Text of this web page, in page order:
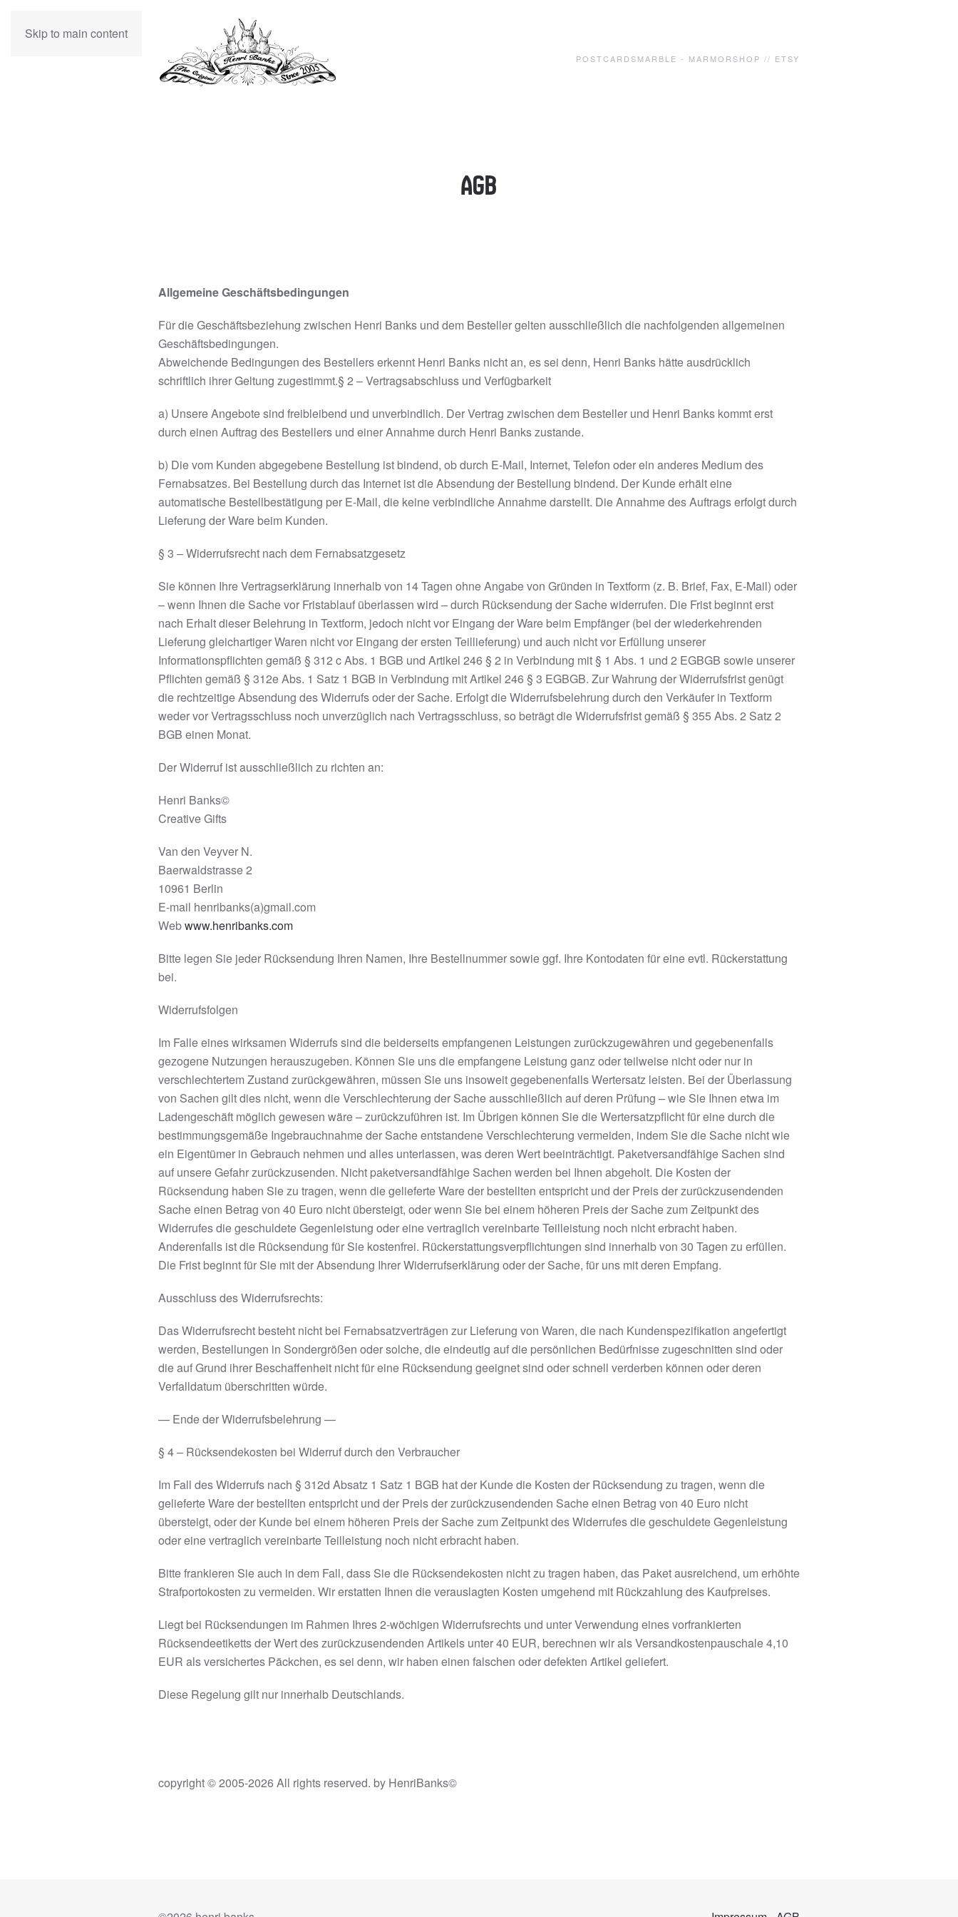
Skip to main content
POSTCARDSMARBLE - MARMORSHOP // ETSY
AGB
Allgemeine Geschäftsbedingungen
Für die Geschäftsbeziehung zwischen Henri Banks und dem Besteller gelten ausschließlich die nachfolgenden allgemeinen
Geschäftsbedingungen.
Abweichende Bedingungen des Bestellers erkennt Henri Banks nicht an, es sei denn, Henri Banks hätte ausdrücklich
schriftlich ihrer Geltung zugestimmt.§ 2 – Vertragsabschluss und Verfügbarkeit
a) Unsere Angebote sind freibleibend und unverbindlich. Der Vertrag zwischen dem Besteller und Henri Banks kommt erst
durch einen Auftrag des Bestellers und einer Annahme durch Henri Banks zustande.
b) Die vom Kunden abgegebene Bestellung ist bindend, ob durch E-Mail, Internet, Telefon oder ein anderes Medium des
Fernabsatzes. Bei Bestellung durch das Internet ist die Absendung der Bestellung bindend. Der Kunde erhält eine
automatische Bestellbestätigung per E-Mail, die keine verbindliche Annahme darstellt. Die Annahme des Auftrags erfolgt durch
Lieferung der Ware beim Kunden.
§ 3 – Widerrufsrecht nach dem Fernabsatzgesetz
Sie können Ihre Vertragserklärung innerhalb von 14 Tagen ohne Angabe von Gründen in Textform (z. B. Brief, Fax, E-Mail) oder
– wenn Ihnen die Sache vor Fristablauf überlassen wird – durch Rücksendung der Sache widerrufen. Die Frist beginnt erst
nach Erhalt dieser Belehrung in Textform, jedoch nicht vor Eingang der Ware beim Empfänger (bei der wiederkehrenden
Lieferung gleichartiger Waren nicht vor Eingang der ersten Teillieferung) und auch nicht vor Erfüllung unserer
Informationspflichten gemäß § 312 c Abs. 1 BGB und Artikel 246 § 2 in Verbindung mit § 1 Abs. 1 und 2 EGBGB sowie unserer
Pflichten gemäß § 312e Abs. 1 Satz 1 BGB in Verbindung mit Artikel 246 § 3 EGBGB. Zur Wahrung der Widerrufsfrist genügt
die rechtzeitige Absendung des Widerrufs oder der Sache. Erfolgt die Widerrufsbelehrung durch den Verkäufer in Textform
weder vor Vertragsschluss noch unverzüglich nach Vertragsschluss, so beträgt die Widerrufsfrist gemäß § 355 Abs. 2 Satz 2
BGB einen Monat.
Der Widerruf ist ausschließlich zu richten an:
Henri Banks©
Creative Gifts
Van den Veyver N.
Baerwaldstrasse 2
10961 Berlin
E-mail henribanks(a)gmail.com
Webwww.henribanks.com
Bitte legen Sie jeder Rücksendung Ihren Namen, Ihre Bestellnummer sowie ggf. Ihre Kontodaten für eine evtl. Rückerstattung
bei.
Widerrufsfolgen
Im Falle eines wirksamen Widerrufs sind die beiderseits empfangenen Leistungen zurückzugewähren und gegebenenfalls
gezogene Nutzungen herauszugeben. Können Sie uns die empfangene Leistung ganz oder teilweise nicht oder nur in
verschlechtertem Zustand zurückgewähren, müssen Sie uns insoweit gegebenenfalls Wertersatz leisten. Bei der Überlassung
von Sachen gilt dies nicht, wenn die Verschlechterung der Sache ausschließlich auf deren Prüfung – wie Sie Ihnen etwa im
Ladengeschäft möglich gewesen wäre – zurückzuführen ist. Im Übrigen können Sie die Wertersatzpflicht für eine durch die
bestimmungsgemäße Ingebrauchnahme der Sache entstandene Verschlechterung vermeiden, indem Sie die Sache nicht wie
ein Eigentümer in Gebrauch nehmen und alles unterlassen, was deren Wert beeinträchtigt. Paketversandfähige Sachen sind
auf unsere Gefahr zurückzusenden. Nicht paketversandfähige Sachen werden bei Ihnen abgeholt. Die Kosten der
Rücksendung haben Sie zu tragen, wenn die gelieferte Ware der bestellten entspricht und der Preis der zurückzusendenden
Sache einen Betrag von 40 Euro nicht übersteigt, oder wenn Sie bei einem höheren Preis der Sache zum Zeitpunkt des
Widerrufes die geschuldete Gegenleistung oder eine vertraglich vereinbarte Teilleistung noch nicht erbracht haben.
Anderenfalls ist die Rücksendung für Sie kostenfrei. Rückerstattungsverpflichtungen sind innerhalb von 30 Tagen zu erfüllen.
Die Frist beginnt für Sie mit der Absendung Ihrer Widerrufserklärung oder der Sache, für uns mit deren Empfang.
Ausschluss des Widerrufsrechts:
Das Widerrufsrecht besteht nicht bei Fernabsatzverträgen zur Lieferung von Waren, die nach Kundenspezifikation angefertigt
werden, Bestellungen in Sondergrößen oder solche, die eindeutig auf die persönlichen Bedürfnisse zugeschnitten sind oder
die auf Grund ihrer Beschaffenheit nicht für eine Rücksendung geeignet sind oder schnell verderben können oder deren
Verfalldatum überschritten würde.
— Ende der Widerrufsbelehrung —
§ 4 – Rücksendekosten bei Widerruf durch den Verbraucher
Im Fall des Widerrufs nach § 312d Absatz 1 Satz 1 BGB hat der Kunde die Kosten der Rücksendung zu tragen, wenn die
gelieferte Ware der bestellten entspricht und der Preis der zurückzusendenden Sache einen Betrag von 40 Euro nicht
übersteigt, oder der Kunde bei einem höheren Preis der Sache zum Zeitpunkt des Widerrufes die geschuldete Gegenleistung
oder eine vertraglich vereinbarte Teilleistung noch nicht erbracht haben.
Bitte frankieren Sie auch in dem Fall, dass Sie die Rücksendekosten nicht zu tragen haben, das Paket ausreichend, um erhöhte
Strafportokosten zu vermeiden. Wir erstatten Ihnen die verauslagten Kosten umgehend mit Rückzahlung des Kaufpreises.
Liegt bei Rücksendungen im Rahmen Ihres 2-wöchigen Widerrufsrechts und unter Verwendung eines vorfrankierten
Rücksendeetiketts der Wert des zurückzusendenden Artikels unter 40 EUR, berechnen wir als Versandkostenpauschale 4,10
EUR als versichertes Päckchen, es sei denn, wir haben einen falschen oder defekten Artikel geliefert.
Diese Regelung gilt nur innerhalb Deutschlands.
copyright © 2005-2026 All rights reserved. by HenriBanks©